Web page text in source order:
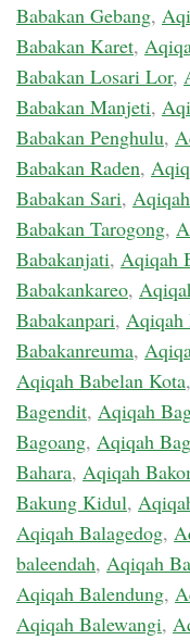
Babakan Gebang,
Babakan Karet,
Babakan Losari Lor,
Babakan Manjeti,
Babakan Penghulu,
Babakan Raden,
Babakan Sari,
Babakan Tarogong,
Babakanjati, Aqiqah
Babakankareo,
Babakanpari, Aqiqah
Babakanreuma,
Aqiqah Babelan Kota,
Bagendit, Aqiqah
Bagoang, Aqiqah
Bahara, Aqiqah
Bakung Kidul,
Aqiqah Balagedog,
baleendah, Aqiqah
Aqiqah Balendung,
Aqiqah Balewangi,